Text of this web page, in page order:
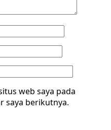
web saya pada
saya berikutnya.